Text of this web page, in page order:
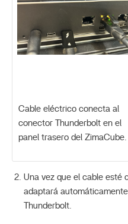
Cable eléctrico conecta al
conector Thunderbolt en el
panel trasero del ZimaCube.
Una vez que el cable esté
adaptará
Thunderbolt.